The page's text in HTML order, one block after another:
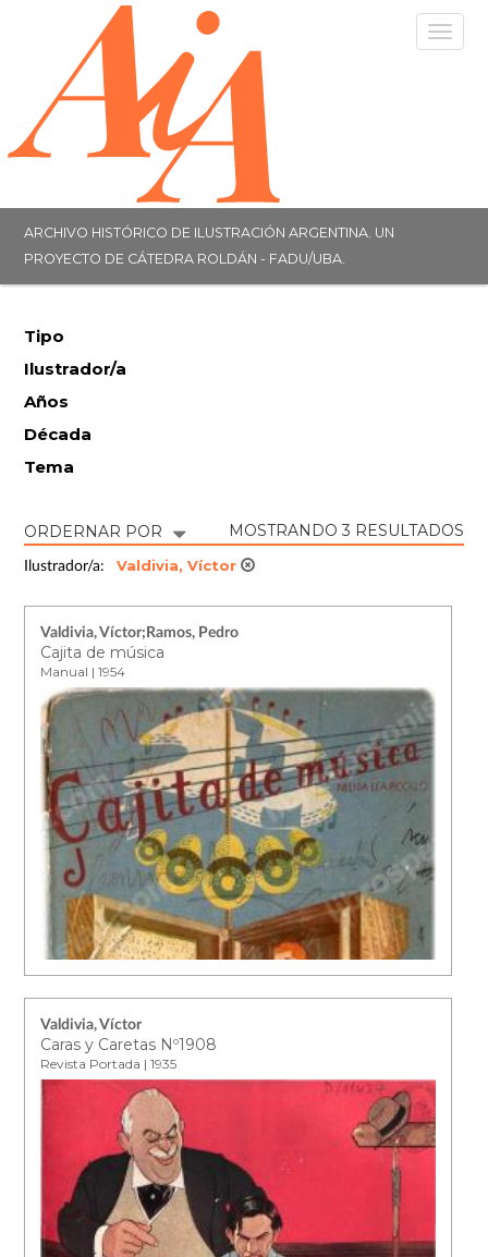
ARCHIVO HISTÓRICO DE ILUSTRACIÓN ARGENTINA. UN
PROYECTO DE CÁTEDRA ROLDÁN - FADU/UBA.
Tipo
Ilustrador/a
Años
Década
Tema
ORDERNAR POR MOSTRANDO 3 RESULTADOS
Ilustrador/a: Valdivia, Víctor
Valdivia, Víctor;Ramos, Pedro
Cajita de música
Manual | 1954
Valdivia, Víctor
Caras y Caretas Nº1908
Revista Portada | 1935